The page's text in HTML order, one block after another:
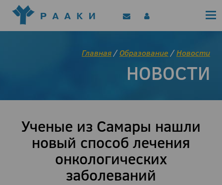
Клинические рекомендации
Позиционные документы
EAACI/РААКИ (статьи)
Цифровой канал
Главная/Образование /Новости
НОВОСТИ
Ученые из Самары нашли
новый способ лечения
онкологических
заболеваний